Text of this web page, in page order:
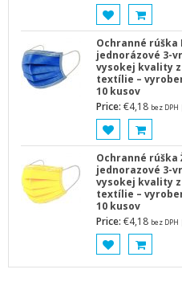
Ochranné rúška
jednorázové 3-
vysokej kvality
textílie –
10 kusov
Price:€4,18 bez
Ochranné rúška
jednorazové 3-
vysokej kvality
textílie –
10 kusov
Price:€4,18 bez